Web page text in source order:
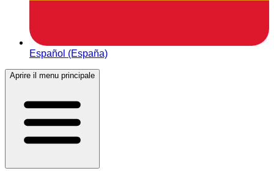
Español (España)
Aprire il menu principale